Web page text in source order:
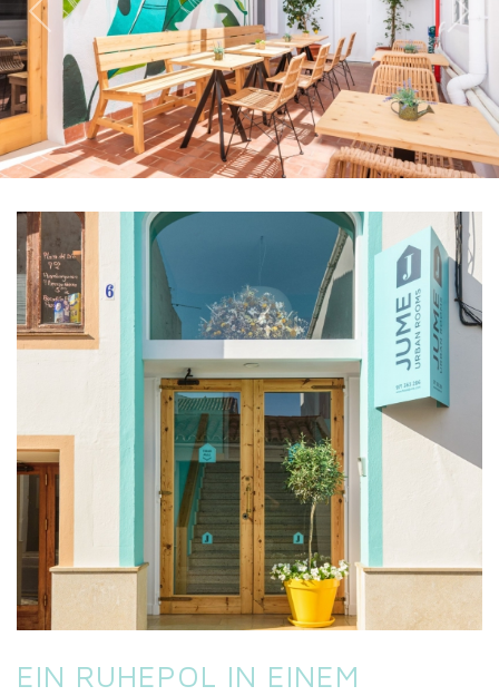
EIN RUHEPOL IN EINEM